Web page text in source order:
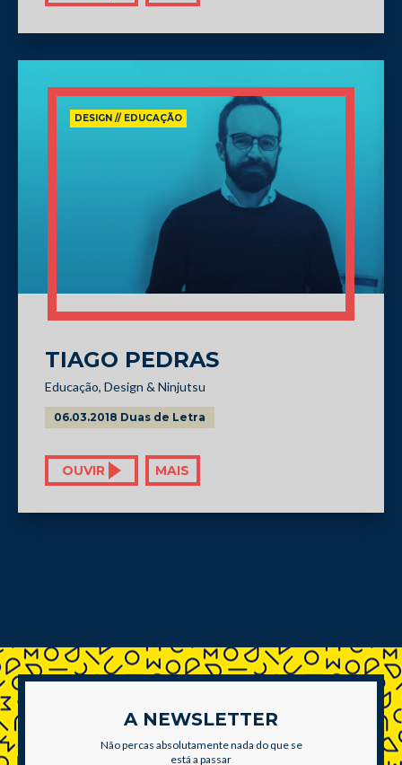
DESIGN // EDUCAÇÃO
TIAGO PEDRAS
Educação, Design & Ninjutsu
06.03.2018 Duas de Letra
OUVIR MAIS
A NEWSLETTER
Não percas absolutamente nada do que se
está a passar